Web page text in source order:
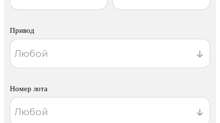
Привод
Номер лота